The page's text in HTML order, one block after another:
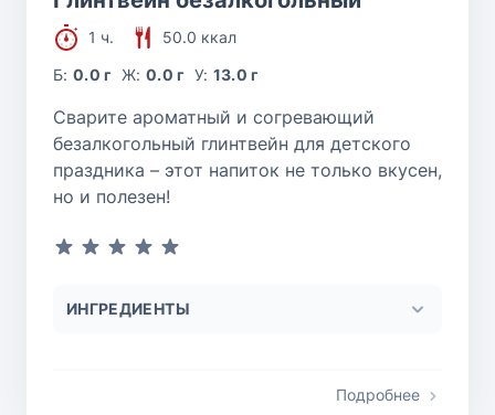
1 ч.
50.0 ккал
Б:0.0 г Ж: 0.0 г У: 13.0 г
Сварите ароматный и согревающий
безалкогольный глинтвейн для детского
праздника – этот напиток не только вкусен,
но и полезен!
ИНГРЕДИЕНТЫ
Подробнее